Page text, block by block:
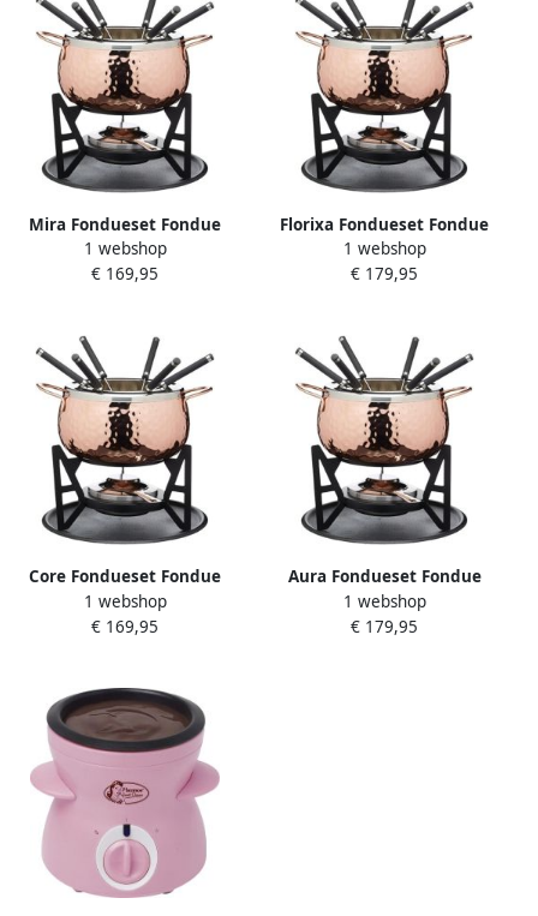
Mira Fondueset Fondue
Fondueset elektrisch Roze
‎32 x 32 x 22 cm; 400 g
1 webshop
€ 169,95
Florixa Fondueset Fondue
Fondueset elektrisch Roze
‎32cm x 32cm x 22cm
1 webshop
€ 179,95
Core Fondueset Fondue
Fondueset elektrisch Roze
‎32 x 32 x 22 cm; 400 g
1 webshop
€ 169,95
Aura Fondueset Fondue
Fondueset elektrisch Roze
‎32cm x 32cm x 22cm
1 webshop
€ 179,95